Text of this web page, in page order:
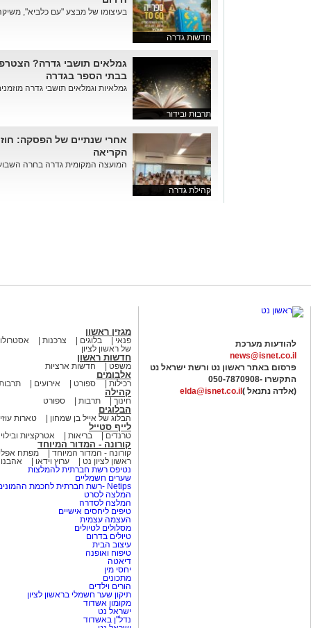
חדשות גדרה
בעיצומו של מבצע "עם כלביא",
תרבות ובידור
גמלאים תושבי גדרה?
בבתי הספר בגדרה
גמלאיות וגמלאים תושבי גדרה
קהילת גדרה
אחרי שנתיים של הפסקה:
הקריאה
המועצה המקומית גדרה בחרה
להודעות מערכת
news@isnet.co.il
פרסום באתר ראשון נט ורשת ישראל נט
התקשרו -050-7870908
(אלדה נתנאל ) elda@isnet.co.il
מגזין ראשון
פנאי בלוגים צרכנות
של ראשון לציון
חדשות ראשון
משפט חדשות ארציות
אלבומים
רכילות ספורט אירועים
קהילה
חינוך תרבות ספורט
הבלוגים
הבלוג של אייל בן שמחון טארות
לייף סטייל
טרנדים בריאות אטרקציות ובילוי
קורונה - המדור המיוחד
קורונה - המדור המיוחד
מפתח
ראשון לציון נט
ערוץ וידאו
נטיפס רשת חברתית להמלצות
שערים חשמליים
Netips -רשת חברתית לחכמת ההמונים
המלצה לסרט
המלצה לסדרה
טיפים ליחסים אישיים
העצמה עצמית
מסלולים לטיולים
טיולים בדרום
עיצוב הבית
טיפוח ואופנה
דיאטה
יחסי מין
מתכונים
הורים וילדים
תיקון שער חשמלי בראשון לציון
מקומון אשדוד
ישראל נט
נדל"ן באשדוד